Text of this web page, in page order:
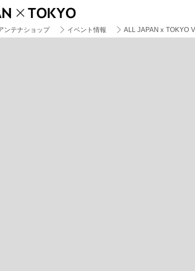
ンテナショップ イベント情報 ALL JAPAN x TOKYO